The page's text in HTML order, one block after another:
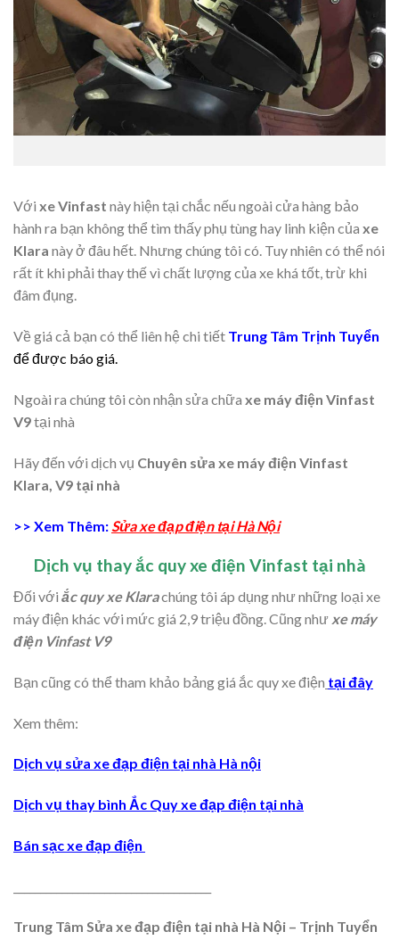
Với xe Vinfast này hiện tại chắc nếu ngoài cửa hàng bảo
hành ra bạn không thể tìm thấy phụ tùng hay linh kiện của xe
Klara này ở đâu hết. Nhưng chúng tôi có. Tuy nhiên có thể nói
rất ít khi phải thay thế vì chất lượng của xe khá tốt, trừ khi
đâm đụng.
Về giá cả bạn có thể liên hệ chi tiết Trung Tâm Trịnh Tuyển
để được báo giá.
Ngoài ra chúng tôi còn nhận sửa chữa xe máy điện Vinfast
V9tại nhà
Hãy đến với dịch vụ Chuyên sửa xe máy điện Vinfast
Klara, V9 tại nhà
>> Xem Thêm: Sửa xe đạp điện tại Hà Nội
Dịch vụ thay ắc quy xe điện Vinfast tại nhà
Đối với ắc quy xe Klarachúng tôi áp dụng như những loại xe
máy điện khác với mức giá 2,9 triệu đồng. Cũng như xe máy
điện Vinfast V9
Bạn cũng có thể tham khảo bảng giá ắc quy xe điện tại đây
Xem thêm:
Dịch vụ sửa xe đạp điện tại nhà Hà nội
Dịch vụ thay bình Ắc Quy xe đạp điện tại nhà
Bán sạc xe đạp điện
Trung Tâm Sửa xe đạp điện tại nhà Hà Nội – Trịnh Tuyển